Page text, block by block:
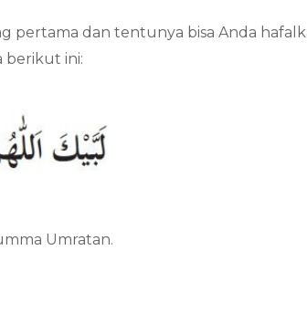
pertama dan tentunya bisa Anda
berikut ini:
Umratan.